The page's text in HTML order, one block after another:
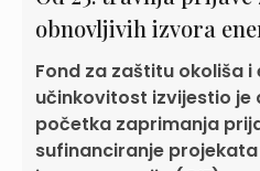
obnovljivih izvora
Fond za zaštitu okoliša i
učinkovitost izvijestio je
početka zaprimanja
sufinanciranje